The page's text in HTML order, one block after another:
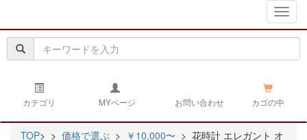
カテゴリ MYページ お問い合わせ カゴの中
TOP> > 価格で選ぶ > ￥10,000〜 > 花時計 エレガント オ